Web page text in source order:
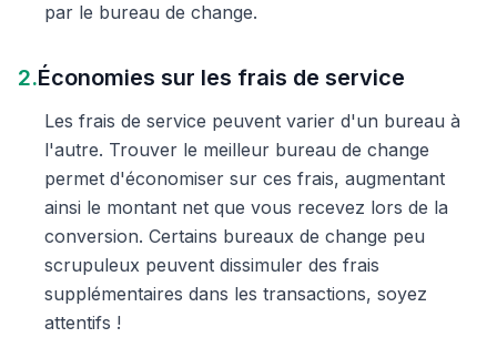
par le bureau de change.
2.Économies sur les frais de service
Les frais de service peuvent varier d'un bureau à
l'autre. Trouver le meilleur bureau de change
permet d'économiser sur ces frais, augmentant
ainsi le montant net que vous recevez lors de la
conversion. Certains bureaux de change peu
scrupuleux peuvent dissimuler des frais
supplémentaires dans les transactions, soyez
attentifs !